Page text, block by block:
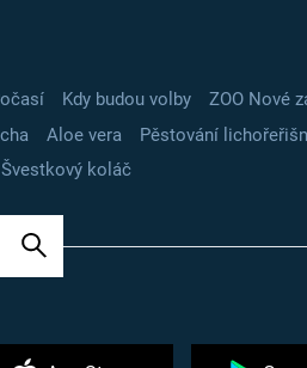
Kdy budou volby
ZOO Nové
Aloe vera
Pěstování
Švestkový koláč